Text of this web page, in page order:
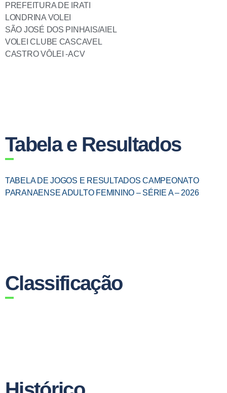
PREFEITURA DE IRATI
LONDRINA VOLEI
SÃO JOSÉ DOS PINHAIS/AIEL
VOLEI CLUBE CASCAVEL
CASTRO VÔLEI -ACV
Tabela e Resultados
TABELA DE JOGOS E RESULTADOS CAMPEONATO
PARANAENSE ADULTO FEMININO – SÉRIE A – 2026
Classificação